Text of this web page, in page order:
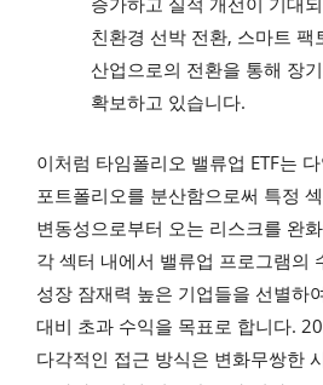
친환경 선박 전환, 스마트 팩
산업으로의 전환을 통해 장
확보하고 있습니다.
이처럼 타임폴리오 밸류업 ETF는
포트폴리오를 분산함으로써 특정
변동성으로부터 오는 리스크를 완
각 섹터 내에서 밸류업 프로그램의
성장 잠재력 높은 기업들을 선별하
대비 초과 수익을 목표로 합니다.
다각적인 접근 방식은 변화무쌍한